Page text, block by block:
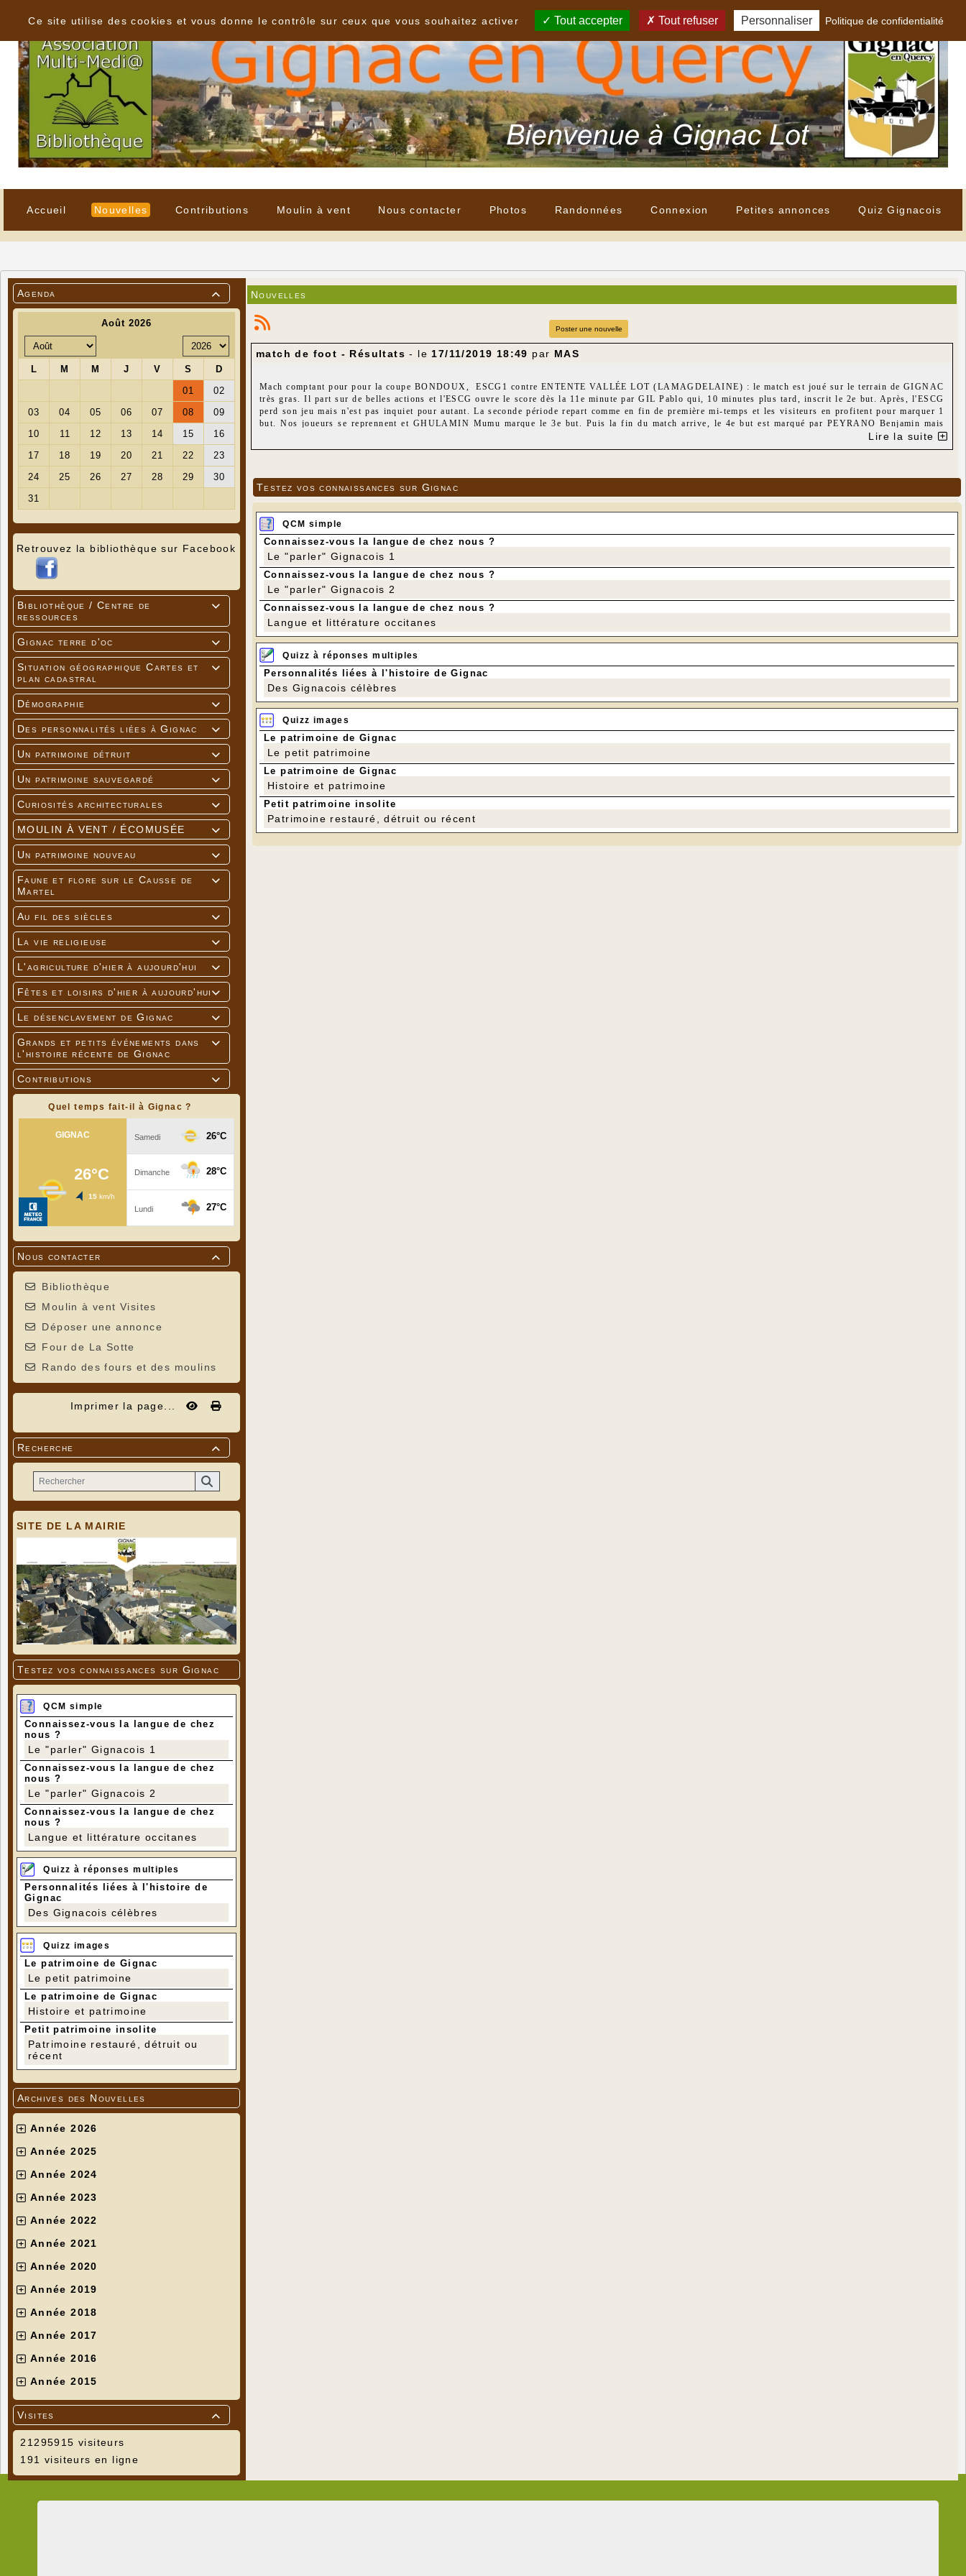
Accueil Nouvelles Contributions Moulin à vent Nous contacter Photos Randonnées Connexion Petites annonces Quiz Gignacois

Agenda
Retrouvez la bibliothèque sur Facebook

Bibliothèque / Centre de
ressources

Gignac terre d'oc

Situation géographique Cartes et
plan cadastral

Démographie

Des personnalités liées à Gignac

Un patrimoine détruit

Un patrimoine sauvegardé

Curiosités architecturales

MOULIN À VENT / ÉCOMUSÉE

Un patrimoine nouveau

Faune et flore sur le Causse de
Martel

Au fil des siècles

La vie religieuse

L'agriculture d'hier à aujourd'hui

Fêtes et loisirs d'hier à aujourd'hui

Le désenclavement de Gignac

Grands et petits événements dans
l'histoire récente de Gignac

Contributions
Quel temps fait-il à Gignac ?

Nous contacter
Bibliothèque
Moulin à vent Visites
Déposer une annonce
Four de La Sotte
Rando des fours et des moulins
Imprimer la page...

Recherche
SITE DE LA MAIRIE
Testez vos connaissances sur Gignac
QCM simple
Connaissez-vous la langue de chez
nous ?
Le "parler" Gignacois 1
Connaissez-vous la langue de chez
nous ?
Le "parler" Gignacois 2
Connaissez-vous la langue de chez
nous ?
Langue et littérature occitanes
Quizz à réponses multiples
Personnalités liées à l'histoire de
Gignac
Des Gignacois célèbres
Quizz images
Le patrimoine de Gignac
Le petit patrimoine
Le patrimoine de Gignac
Histoire et patrimoine
Petit patrimoine insolite
Patrimoine restauré, détruit ou
récent
Archives des Nouvelles
Année 2026
Année 2025
Année 2024
Année 2023
Année 2022
Année 2021
Année 2020
Année 2019
Année 2018
Année 2017
Année 2016
Année 2015

Visites
21295915 visiteurs
191 visiteurs en ligne
Nouvelles
Poster une nouvelle
match de foot - Résultats - le 17/11/2019 18:49 par MAS
Mach comptant pour pour la coupe BONDOUX, ESCG1 contre ENTENTE VALLÉE LOT (LAMAGDELAINE) : le match est joué sur le terrain de GIGNAC
très gras. Il part sur de belles actions et l'ESCG ouvre le score dès la 11e minute par GIL Pablo qui, 10 minutes plus tard, inscrit le 2e but. Après, l'ESCG
perd son jeu mais n'est pas inquiet pour autant. La seconde période repart comme en fin de première mi-temps et les visiteurs en profitent pour marquer 1
but. Nos joueurs se reprennent et GHULAMIN Mumu marque le 3e but. Puis la fin du match arrive, le 4e but est marqué par PEYRANO Benjamin mais
ESCG2 jouer un match en retard contre PRADINES3 et gagne ce match 3 à 1.
Lire la suite
Testez vos connaissances sur Gignac
QCM simple
Connaissez-vous la langue de chez nous ?
Le "parler" Gignacois 1
Connaissez-vous la langue de chez nous ?
Le "parler" Gignacois 2
Connaissez-vous la langue de chez nous ?
Langue et littérature occitanes
Quizz à réponses multiples
Personnalités liées à l'histoire de Gignac
Des Gignacois célèbres
Quizz images
Le patrimoine de Gignac
Le petit patrimoine
Le patrimoine de Gignac
Histoire et patrimoine
Petit patrimoine insolite
Patrimoine restauré, détruit ou récent
Ce site utilise des cookies et vous donne le contrôle sur ceux que vous souhaitez activer
Tout accepter Tout refuser Personnaliser Politique de confidentialité